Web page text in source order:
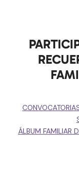
ÁLBUM FAMILIAR